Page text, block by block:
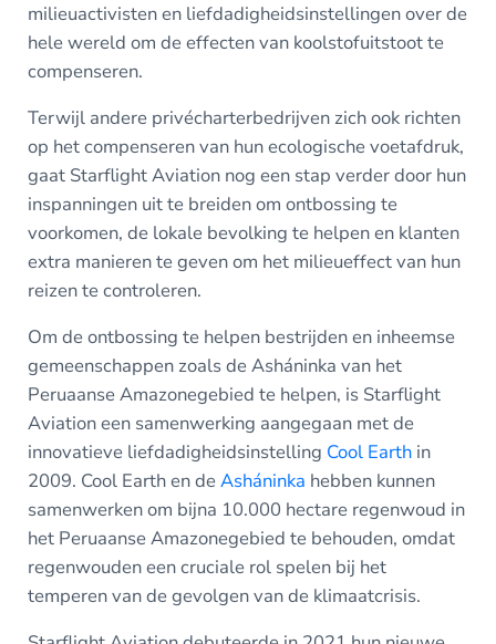
milieuactivisten en liefdadigheidsinstellingen over de
hele wereld om de effecten van koolstofuitstoot te
compenseren.
Terwijl andere privécharterbedrijven zich ook richten
op het compenseren van hun ecologische voetafdruk,
gaat Starflight Aviation nog een stap verder door hun
inspanningen uit te breiden om ontbossing te
voorkomen, de lokale bevolking te helpen en klanten
extra manieren te geven om het milieueffect van hun
reizen te controleren.
Om de ontbossing te helpen bestrijden en inheemse
gemeenschappen zoals de Asháninka van het
Peruaanse Amazonegebied te helpen, is Starflight
Aviation een samenwerking aangegaan met de
innovatieve liefdadigheidsinstelling Cool Earthin
2009. Cool Earth en deAsháninka hebben kunnen
samenwerken om bijna 10.000 hectare regenwoud in
het Peruaanse Amazonegebied te behouden, omdat
regenwouden een cruciale rol spelen bij het
temperen van de gevolgen van de klimaatcrisis.